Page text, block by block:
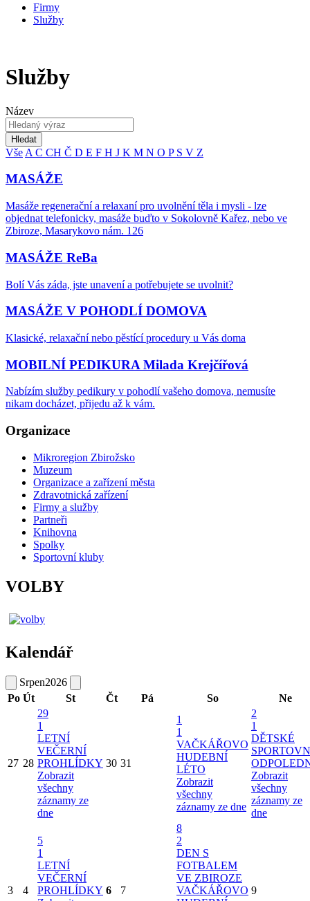
Firmy
Služby
Služby
Název
Hledat
Vše A C CH Č D E F H J K M N O P S V Z
MASÁŽE
Masáže regenerační a relaxaní pro uvolnění těla i mysli - lze
objednat telefonicky, masáže buďto v Sokolovně Kařez, nebo ve
Zbiroze, Masarykovo nám. 126
MASÁŽE ReBa
Bolí Vás záda, jste unavení a potřebujete se uvolnit?
MASÁŽE V POHODLÍ DOMOVA
Klasické, relaxační nebo pěstící procedury u Vás doma
MOBILNÍ PEDIKURA Milada Krejčířová
Nabízím služby pedikury v pohodlí vašeho domova, nemusíte
nikam docházet, přijedu až k vám.
Organizace
Mikroregion Zbirožsko
Muzeum
Organizace a zařízení města
Zdravotnická zařízení
Firmy a služby
Partneři
Knihovna
Spolky
Sportovní kluby
VOLBY
Kalendář
Srpen2026
Po Út St Čt Pá So Ne
27 28
29
1
LETNÍ
VEČERNÍ
PROHLÍDKY
Zobrazit
všechny
záznamy ze
dne
30 31
1
1
VAČKÁŘOVO
HUDEBNÍ
LÉTO
Zobrazit
všechny
záznamy ze dne
2
1
DĚTSKÉ
Zobrazit
všechny
záznamy ze
dne
3 4
5
1
LETNÍ
VEČERNÍ
PROHLÍDKY 6 7
8
2
DEN S
FOTBALEM
VE ZBIROZE
VAČKÁŘOVO 9